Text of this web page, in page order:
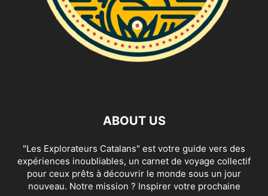
ABOUT US
"Les Explorateurs Catalans" est votre guide vers des
expériences inoubliables, un carnet de voyage collectif
pour ceux prêts à découvrir le monde sous un jour
nouveau. Notre mission ? Inspirer votre prochaine